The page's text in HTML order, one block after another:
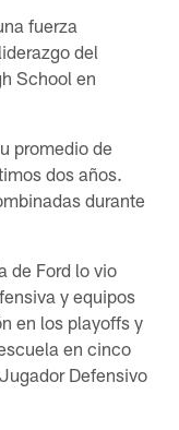
fuerza
del
School en
promedio de
dos años.
durante
de Ford lo vio
y equipos
en los playoffs y
en cinco
Defensivo